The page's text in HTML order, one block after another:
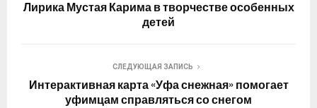
Лирика Мустая Карима в творчестве особенных
детей
СЛЕДУЮЩАЯ ЗАПИСЬ
Интерактивная карта «Уфа снежная» помогает
уфимцам справляться со снегом